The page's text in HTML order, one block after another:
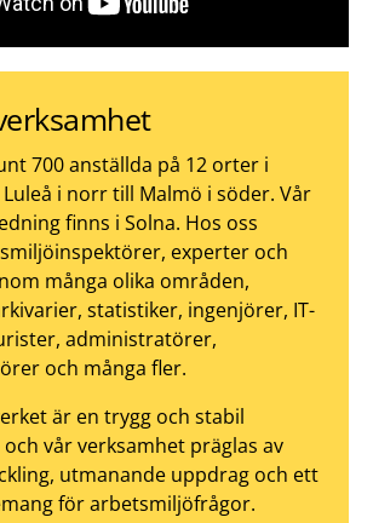
700 anställda på 12 orter i
i norr till Malmö i söder. Vår
finns i Solna. Hos oss
experter och
många olika områden,
statistiker, ingenjörer, IT-
administratörer,
och många fler.
är en trygg och stabil
vår verksamhet präglas av
utmanande uppdrag och ett
för arbetsmiljöfrågor.